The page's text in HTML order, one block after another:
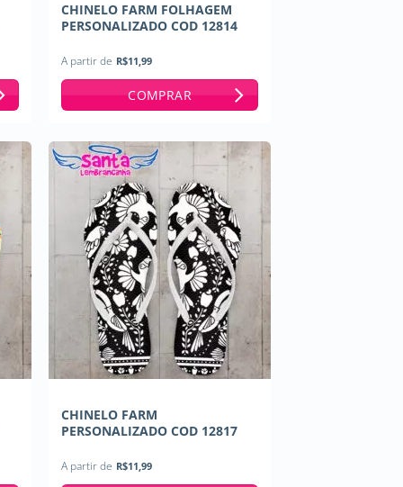
CHINELO FARM FOLHAGEM
PERSONALIZADO COD 12814
A partir de R$11,99
COMPRAR
CHINELO FARM
PERSONALIZADO COD 12817
A partir de R$11,99